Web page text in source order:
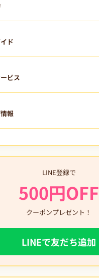
ド
ビス
報
LINE登録で
500円OFF
クーポンプレゼント！
LINEで友だち追加